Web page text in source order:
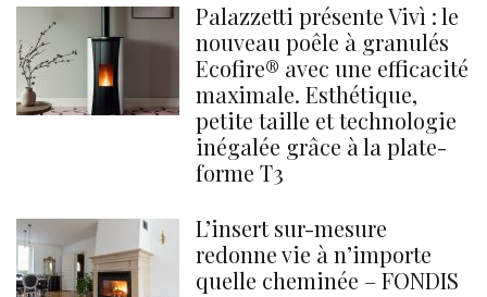
Palazzetti présente Vivì : le
nouveau poêle à granulés
Ecofire® avec une efficacité
maximale. Esthétique,
petite taille et technologie
inégalée grâce à la plate-
forme T3
L’insert sur-mesure
redonne vie à n’importe
quelle cheminée – FONDIS